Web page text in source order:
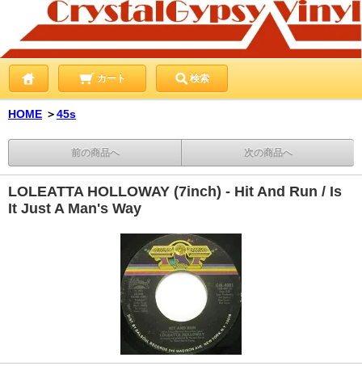
カート 検索
HOME ＞45s
前の商品へ 次の商品へ
LOLEATTA HOLLOWAY (7inch) - Hit And Run / Is
It Just A Man's Way